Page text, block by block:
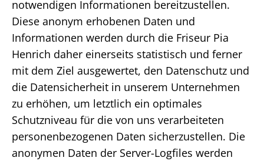
notwendigen Informationen bereitzustellen.
Diese anonym erhobenen Daten und
Informationen werden durch die Friseur Pia
Henrich daher einerseits statistisch und ferner
mit dem Ziel ausgewertet, den Datenschutz und
die Datensicherheit in unserem Unternehmen
zu erhöhen, um letztlich ein optimales
Schutzniveau für die von uns verarbeiteten
personenbezogenen Daten sicherzustellen. Die
anonymen Daten der Server-Logfiles werden